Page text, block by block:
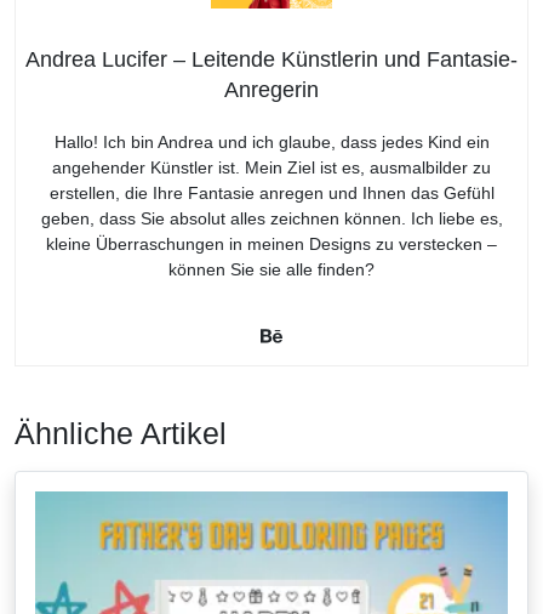
Andrea Lucifer – Leitende Künstlerin und Fantasie-
Anregerin
Hallo! Ich bin Andrea und ich glaube, dass jedes Kind ein
angehender Künstler ist. Mein Ziel ist es, ausmalbilder zu
erstellen, die Ihre Fantasie anregen und Ihnen das Gefühl
geben, dass Sie absolut alles zeichnen können. Ich liebe es,
kleine Überraschungen in meinen Designs zu verstecken –
können Sie sie alle finden?
Ähnliche Artikel